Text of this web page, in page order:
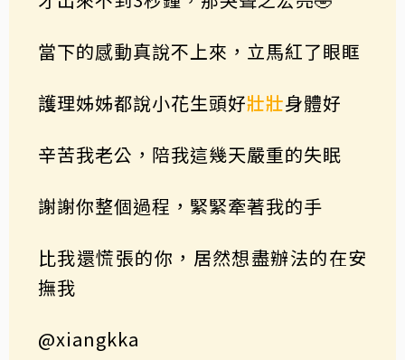
當下的感動真說不上來，立馬紅了眼眶
護理姊姊都說小花生頭好壯壯身體好
辛苦我老公，陪我這幾天嚴重的失眠
謝謝你整個過程，緊緊牽著我的手
比我還慌張的你，居然想盡辦法的在安
撫我
@xiangkka